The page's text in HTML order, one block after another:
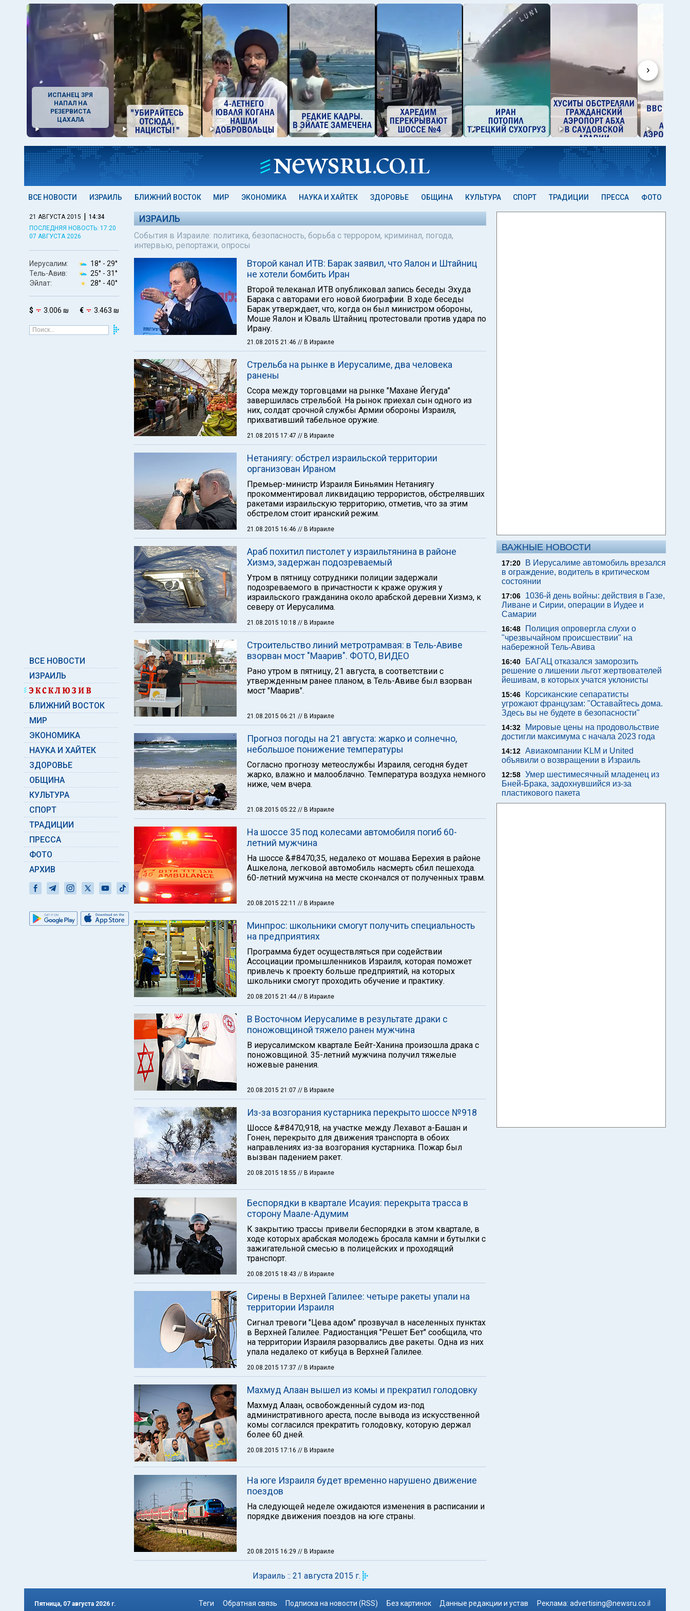
›
ИСПАНЕЦ ЗРЯ
НАПАЛ НА
РЕЗЕРВИСТА
ЦАХАЛА
ВСЕ НОВОСТИ ИЗРАИЛЬ БЛИЖНИЙ ВОСТОК МИР ЭКОНОМИКА НАУКА И ХАЙТЕК ЗДОРОВЬЕ ОБЩИНА КУЛЬТУРА СПОРТ ТРАДИЦИИ ПРЕССА ФОТО
21 АВГУСТА 2015 | 14:34
ПОСЛЕДНЯЯ НОВОСТЬ: 17:20
07 АВГУСТА 2026
Иерусалим: 18° - 29°
Тель-Авив:
25° - 31°
Эйлат:
28° - 40°
$ 3.006 ₪ € 3.463 ₪
ВСЕ НОВОСТИ
ИЗРАИЛЬ
БЛИЖНИЙ ВОСТОК
МИР
ЭКОНОМИКА
НАУКА И ХАЙТЕК
ЗДОРОВЬЕ
ОБЩИНА
КУЛЬТУРА
СПОРТ
ТРАДИЦИИ
ПРЕССА
ФОТО
АРХИВ
ИЗРАИЛЬ
События в Израиле: политика, безопасность, борьба с террором, криминал, погода,
интервью, репортажи, опросы
Второй канал ИТВ: Барак заявил, что Яалон и Штайниц
не хотели бомбить Иран
Второй телеканал ИТВ опубликовал запись беседы Эхуда
Барака с авторами его новой биографии. В ходе беседы
Барак утверждает, что, когда он был министром обороны,
Моше Яалон и Юваль Штайниц протестовали против удара по
Ирану.
21.08.2015 21:46 // В Израиле
Стрельба на рынке в Иерусалиме, два человека
ранены
Ссора между торговцами на рынке "Махане Йегуда"
завершилась стрельбой. На рынок приехал сын одного из
них, солдат срочной службы Армии обороны Израиля,
прихвативший табельное оружие.
21.08.2015 17:47 // В Израиле
Нетаниягу: обстрел израильской территории
организован Ираном
Премьер-министр Израиля Биньямин Нетаниягу
прокомментировал ликвидацию террористов, обстрелявших
ракетами израильскую территорию, отметив, что за этим
обстрелом стоит иранский режим.
21.08.2015 16:46 // В Израиле
Араб похитил пистолет у израильтянина в районе
Хизмэ, задержан подозреваемый
Утром в пятницу сотрудники полиции задержали
подозреваемого в причастности к краже оружия у
израильского гражданина около арабской деревни Хизмэ, к
северу от Иерусалима.
21.08.2015 10:18 // В Израиле
Строительство линий метротрамвая: в Тель-Авиве
взорван мост "Маарив". ФОТО, ВИДЕО
Рано утром в пятницу, 21 августа, в соответствии с
утвержденным ранее планом, в Тель-Авиве был взорван
мост "Маарив".
21.08.2015 06:21 // В Израиле
Прогноз погоды на 21 августа: жарко и солнечно,
небольшое понижение температуры
Согласно прогнозу метеослужбы Израиля, сегодня будет
жарко, влажно и малооблачно. Температура воздуха немного
ниже, чем вчера.
21.08.2015 05:22 // В Израиле
На шоссе 35 под колесами автомобиля погиб 60-
летний мужчина
На шоссе &#8470;35, недалеко от мошава Берехия в районе
Ашкелона, легковой автомобиль насмерть сбил пешехода.
60-летний мужчина на месте скончался от полученных травм.
20.08.2015 22:11 // В Израиле
Минпрос: школьники смогут получить специальность
на предприятиях
Программа будет осуществляться при содействии
Ассоциации промышленников Израиля, которая поможет
привлечь к проекту больше предприятий, на которых
школьники смогут проходить обучение и практику.
20.08.2015 21:44// В Израиле
В Восточном Иерусалиме в результате драки с
поножовщиной тяжело ранен мужчина
В иерусалимском квартале Бейт-Ханина произошла драка с
поножовщиной. 35-летний мужчина получил тяжелые
ножевые ранения.
20.08.2015 21:07 // В Израиле
Из-за возгорания кустарника перекрыто шоссе №918
Шоссе &#8470;918, на участке между Лехавот а-Башан и
Гонен, перекрыто для движения транспорта в обоих
направлениях из-за возгорания кустарника. Пожар был
вызван падением ракет.
20.08.2015 18:55 // В Израиле
Беспорядки в квартале Исауия: перекрыта трасса в
сторону Маале-Адумим
К закрытию трассы привели беспорядки в этом квартале, в
ходе которых арабская молодежь бросала камни и бутылки с
зажигательной смесью в полицейских и проходящий
транспорт.
20.08.2015 18:43 // В Израиле
Сирены в Верхней Галилее: четыре ракеты упали на
территории Израиля
Сигнал тревоги "Цева адом" прозвучал в населенных пунктах
в Верхней Галилее. Радиостанция "Решет Бет" сообщила, что
на территории Израиля разорвались две ракеты. Одна из них
упала недалеко от кибуца в Верхней Галилее.
20.08.2015 17:37 // В Израиле
Махмуд Алаан вышел из комы и прекратил голодовку
Махмуд Алаан, освобожденный судом из-под
административного ареста, после вывода из искусственной
комы согласился прекратить голодовку, которую держал
более 60 дней.
20.08.2015 17:16 // В Израиле
На юге Израиля будет временно нарушено движение
поездов
На следующей неделе ожидаются изменения в расписании и
порядке движения поездов на юге страны.
20.08.2015 16:29 // В Израиле
Израиль :: 21 августа 2015 г.
ВАЖНЫЕ НОВОСТИ
17:20
В Иерусалиме автомобиль врезался
в ограждение, водитель в критическом
состоянии
17:06
1036-й день войны: действия в Газе,
Ливане и Сирии, операции в Иудее и
Самарии
16:48
Полиция опровергла слухи о
"чрезвычайном происшествии" на
набережной Тель-Авива
16:40
БАГАЦ отказался заморозить
решение о лишении льгот жертвователей
йешивам, в которых учатся уклонисты
15:46
Корсиканские сепаратисты
угрожают французам: "Оставайтесь дома.
Здесь вы не будете в безопасности"
14:32
Мировые цены на продовольствие
достигли максимума с начала 2023 года
14:12 Авиакомпании KLM и United
объявили о возвращении в Израиль
12:58 Умер шестимесячный младенец из
Бней-Брака, задохнувшийся из-за
пластикового пакета
Пятница, 07 августа 2026 г. Теги Обратная связь Подписка на новости (RSS) Без картинок Данные редакции и устав Реклама: advertising@newsru.co.il